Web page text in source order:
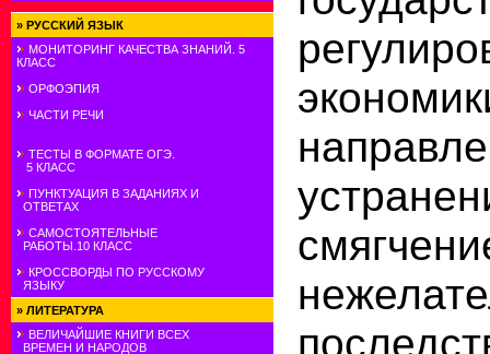
» РУССКИЙ ЯЗЫК
МОНИТОРИНГ КАЧЕСТВА ЗНАНИЙ. 5
КЛАСС
ОРФОЭПИЯ
ЧАСТИ РЕЧИ
ТЕСТЫ В ФОРМАТЕ ОГЭ.
5 КЛАСС
ПУНКТУАЦИЯ В ЗАДАНИЯХ И
ОТВЕТАХ
САМОСТОЯТЕЛЬНЫЕ
РАБОТЫ.10 КЛАСС
КРОССВОРДЫ ПО РУССКОМУ
ЯЗЫКУ
» ЛИТЕРАТУРА
ВЕЛИЧАЙШИЕ КНИГИ ВСЕХ
ВРЕМЕН И НАРОДОВ